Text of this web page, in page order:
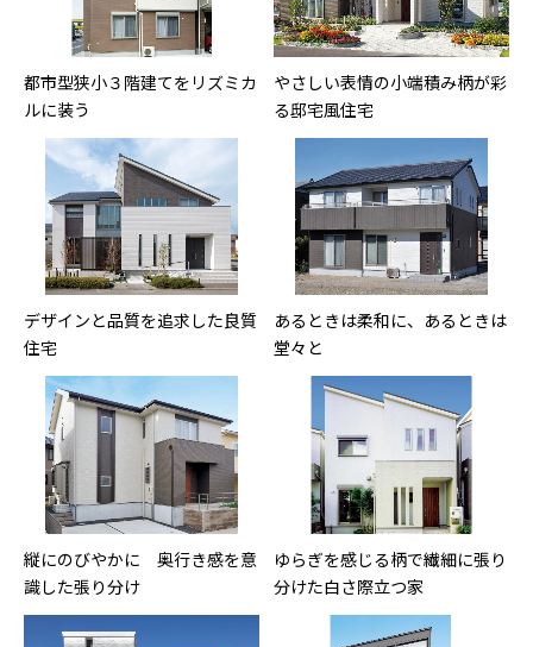
都市型狭小３階建てをリズミカ
ルに装う
やさしい表情の小端積み柄が彩
る邸宅風住宅
デザインと品質を追求した良質
住宅
あるときは柔和に、あるときは
堂々と
縦にのびやかに 奥行き感を意
識した張り分け
ゆらぎを感じる柄で繊細に張り
分けた白さ際立つ家